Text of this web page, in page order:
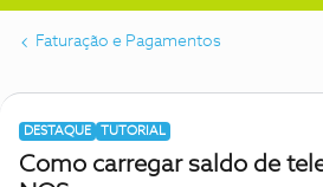
Faturação e Pagamentos
DESTAQUE TUTORIAL
Como carregar saldo de